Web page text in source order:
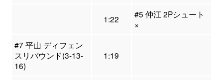
1:22
#5 仲江 2Pシュート
×
#7 平山 ディフェン
スリバウンド(3-13-
16)
1:19